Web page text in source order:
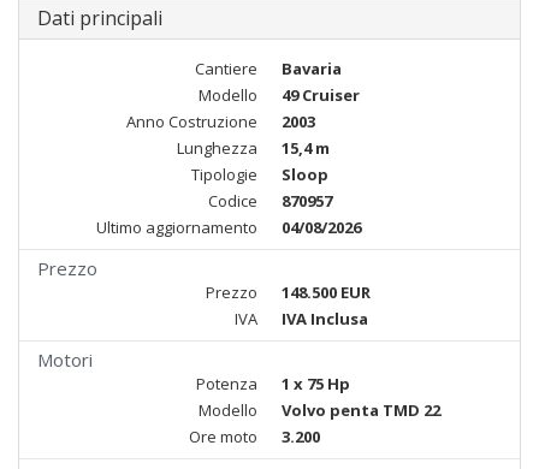
Dati principali
Cantiere
Bavaria
Modello
49 Cruiser
Anno Costruzione
2003
Lunghezza
15,4 m
Tipologie
Sloop
Codice
870957
Ultimo aggiornamento
04/08/2026
Prezzo
Prezzo
148.500 EUR
IVA
IVA Inclusa
Motori
Potenza
1 x 75 Hp
Modello
Volvo penta TMD 22
Ore moto
3.200